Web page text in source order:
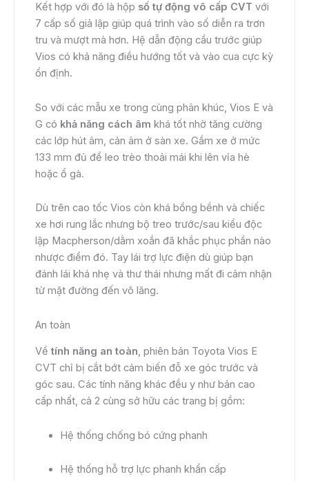
Kết hợp với đó là hộp số tự động vô cấp CVT với
7 cấp số giả lập giúp quá trình vào số diễn ra trơn
tru và mượt mà hơn. Hệ dẫn động cầu trước giúp
Vios có khả năng điều hướng tốt và vào cua cực kỳ
ổn định.
So với các mẫu xe trong cùng phân khúc, Vios E và
G có khả năng cách âm khá tốt nhờ tăng cường
các lớp hút âm, cản âm ở sàn xe. Gầm xe ở mức
133 mm đủ để leo trèo thoải mái khi lên vỉa hè
hoặc ổ gà.
Dù trên cao tốc Vios còn khá bồng bềnh và chiếc
xe hơi rung lắc nhưng bộ treo trước/sau kiểu độc
lập Macpherson/dằm xoắn đã khắc phục phần nào
nhược điểm đó. Tay lái trợ lực điện dù giúp bạn
đánh lái khá nhẹ và thư thái nhưng mất đi cảm nhận
từ mặt đường đến vô lăng.
An toàn
Về tính năng an toàn, phiên bản Toyota Vios E
CVT chỉ bị cắt bớt cảm biến đỗ xe góc trước và
góc sau. Các tính năng khác đều y như bản cao
cấp nhất, cả 2 cùng sở hữu các trang bị gồm:
Hệ thống chống bó cứng phanh
Hệ thống hỗ trợ lực phanh khẩn cấp